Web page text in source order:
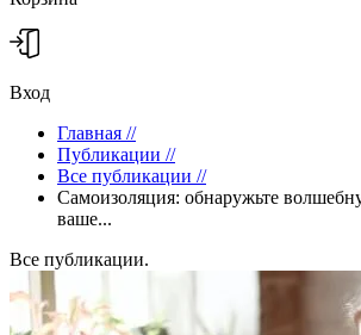
Вход
Главная //
Публикации //
Все публикации //
Самоизоляция: обнаружьте
ваше...
Все публикации.